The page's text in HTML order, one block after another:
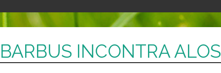
BARBUS INCONTRA